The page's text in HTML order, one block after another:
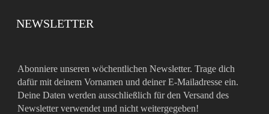
NEWSLETTER
Abonniere unseren wöchentlichen Newsletter. Trage dich
dafür mit deinem Vornamen und deiner E-Mailadresse ein.
Deine Daten werden ausschließlich für den Versand des
Newsletter verwendet und nicht weitergegeben!